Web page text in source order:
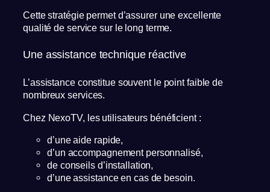
Cette stratégie permet d’assurer une excellente
qualité de service sur le long terme.
Une assistance technique réactive
L’assistance constitue souvent le point faible de
nombreux services.
Chez NexoTV, les utilisateurs bénéficient :
d’une aide rapide,
d’un accompagnement personnalisé,
de conseils d’installation,
d’une assistance en cas de besoin.